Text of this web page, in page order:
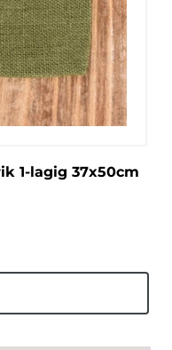
1-lagig 37x50cm